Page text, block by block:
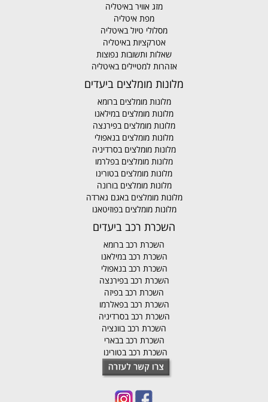
מזג אוויר באיטליה
מפת איטליה
מסלולי טיול באיטליה
אטרקציות באיטליה
שאלות ותשובות נפוצות
אזהרות למטיילים באיטליה
מלונות מומלצים ביעדים
מלונות מומלצים ברומא
מלונות מומלצים במילאנו
מלונות מומלצים בפירנצה
מלונות מומלצים בנאפולי
מלונות מומלצים בסרדיניה
מלונות מומלצים בפלרמו
מלונות מומלצים בטורינו
מלונות מומלצים בורונה
מלונות מומלצים באגם גארדה
מלונות מומלצים בפוזיטאנו
השכרת רכב ביעדים
השכרת רכב ברומא
השכרת רכב במילאנו
השכרת רכב בנאפולי
השכרת רכב בפירנצה
השכרת רכב בפיזה
השכרת רכב בפאלרמו
השכרת רכב בסרדיניה
השכרת רכב בוונציה
השכרת רכב בבארי
השכרת רכב בטורינו